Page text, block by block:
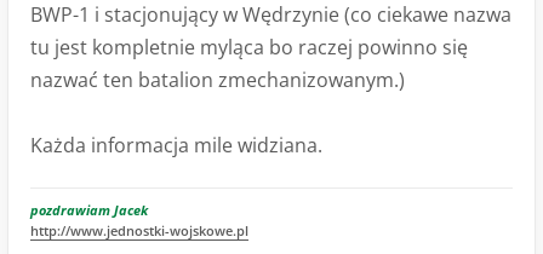
BWP-1 i stacjonujący w Wędrzynie (co ciekawe nazwa
tu jest kompletnie myląca bo raczej powinno się
nazwać ten batalion zmechanizowanym.)
Każda informacja mile widziana.
pozdrawiam Jacek
http://www.jednostki-wojskowe.pl